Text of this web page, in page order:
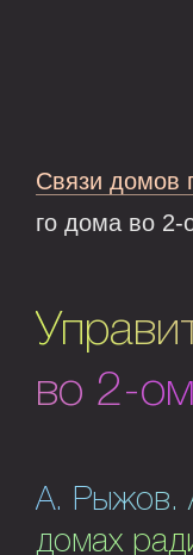
Связи домов
го дома во
во 2-
А. Рыжов.
домах